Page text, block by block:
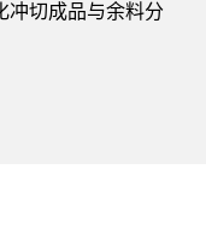
冲切成品与余料分